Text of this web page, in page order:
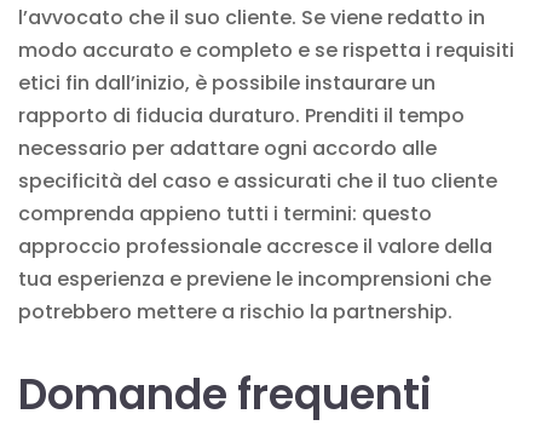
l’avvocato che il suo cliente. Se viene redatto in
modo accurato e completo e se rispetta i requisiti
etici fin dall’inizio, è possibile instaurare un
rapporto di fiducia duraturo. Prenditi il tempo
necessario per adattare ogni accordo alle
specificità del caso e assicurati che il tuo cliente
comprenda appieno tutti i termini: questo
approccio professionale accresce il valore della
tua esperienza e previene le incomprensioni che
potrebbero mettere a rischio la partnership.
Domande frequenti